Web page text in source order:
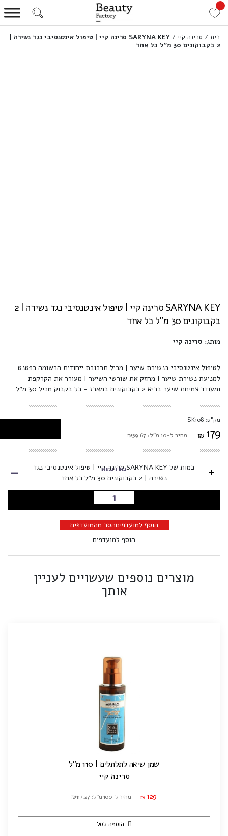
בית / סרינה קיי /
SARYNA KEY סרינה קיי | טיפול אינטנסיבי נגד נשירה |
2 בקבוקונים 30 מ”ל כל אחד
SARYNA KEY סרינה קיי | טיפול אינטנסיבי נגד נשירה | 2
בקבוקונים 30 מ"ל כל אחד
מותג: סרינה קיי
לטיפול אינטנסיבי בנשירת שיער | מכיל תרכובת ייחודית הרשומה כפטנט
למניעת נשירת שיער | מחזק את שורשי השיער | מעורר את הקרקפת
ומעודד צמיחת שיער בריא 2 בקבוקונים במארז - כל בקבוק מכיל 30 מ"ל
מק"ט: SK108
₪ 179 מחיר ל-10 מ"ל: ₪59.67
+
כמות של SARYNA KEY סרינה קיי | טיפול אינטנסיבי נגד
נשירה | 2 בקבוקונים 30 מ"ל כל אחד
בחרו כמות -
הוספה לסל
הוסף למועדפיםהסר מהמועדפים
הוסף למועדפים
מוצרים נוספים שעשויים לעניין
אותך
שמן שיאה לתלתלים | 110 מ"ל
סרינה קיי
₪ 129 מחיר ל-100 מ"ל: ₪117.27
הוספה לסל